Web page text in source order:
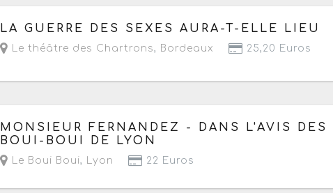
Du vendredi 3 juillet au mardi 25 août 2026 à partir de 20h
LA GUERRE DES SEXES AURA-T-ELLE LIEU
Le théâtre des Chartrons, Bordeaux 25,20 Euros
Du mercredi 5 août au jeudi 1 octobre 2026
à partir de
- Prochaine date le vendredi 7 août 2026 à 21h30
MONSIEUR FERNANDEZ - DANS L'AVIS DES
BOUI-BOUI DE LYON
Le Boui Boui, Lyon 22 Euros